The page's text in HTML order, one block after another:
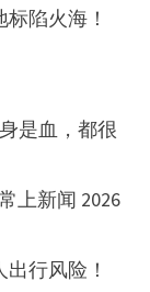
陷火海！
是血，都很
上新闻 2026
行风险！